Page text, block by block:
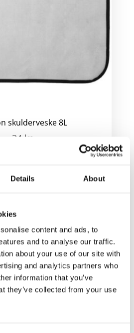
Details About
content and ads, to
and to analyse our traffic.
about your use of our site with
and analytics partners who
information that you’ve
they’ve collected from your use
skulderveske 8L
34 kr